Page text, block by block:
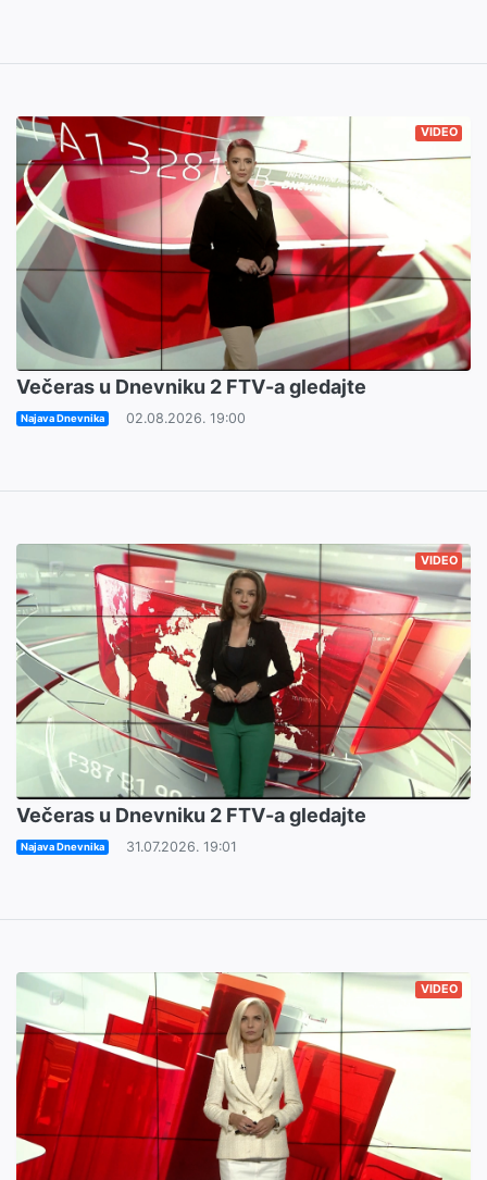
VIDEO
Večeras u Dnevniku 2 FTV-a gledajte
Najava Dnevnika 02.08.2026. 19:00
VIDEO
Večeras u Dnevniku 2 FTV-a gledajte
Najava Dnevnika 31.07.2026. 19:01
VIDEO